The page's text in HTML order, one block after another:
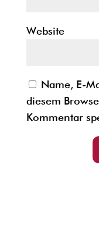
Website
Name, E-
diesem
Kommentar